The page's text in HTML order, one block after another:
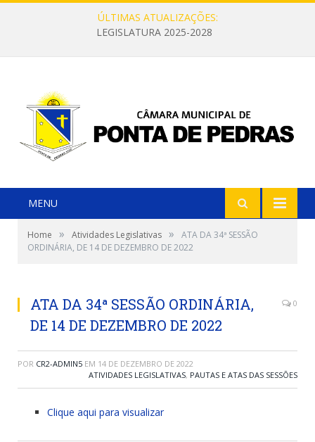
ÚLTIMAS ATUALIZAÇÕES:
LEGISLATURA 2025-2028
MENU
Home » Atividades Legislativas »
ATA DA 34ª SESSÃO
ORDINÁRIA, DE 14 DE DEZEMBRO DE 2022
ATA DA 34ª SESSÃO ORDINÁRIA,
DE 14 DE DEZEMBRO DE 2022
0
POR CR2-ADMIN5 EM 14 DE DEZEMBRO DE 2022
ATIVIDADES LEGISLATIVAS, PAUTAS E ATAS DAS SESSÕES
Clique aqui para visualizar